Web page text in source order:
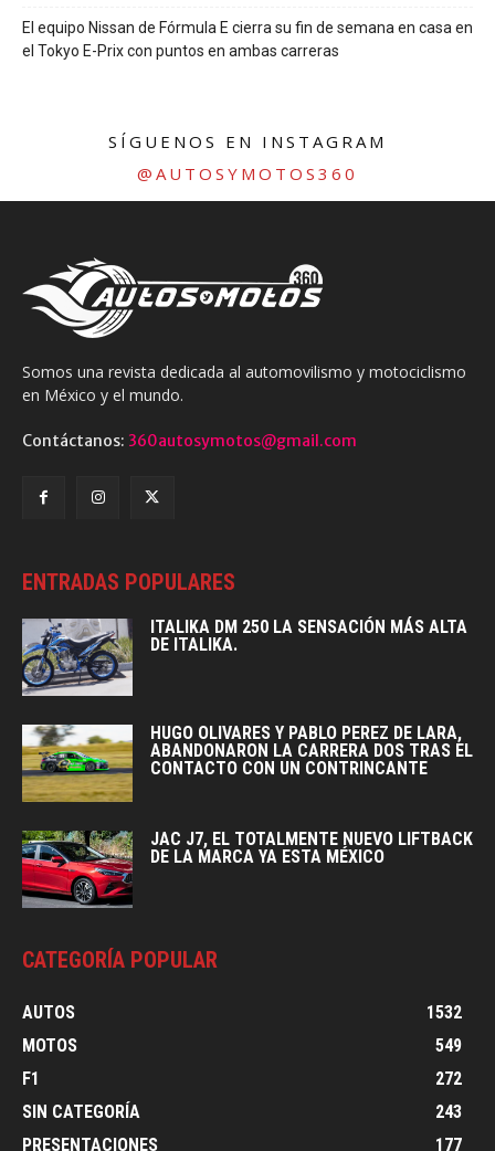
El equipo Nissan de Fórmula E cierra su fin de semana en casa en
el Tokyo E-Prix con puntos en ambas carreras
SÍGUENOS EN INSTAGRAM
@AUTOSYMOTOS360
Somos una revista dedicada al automovilismo y motociclismo
en México y el mundo.
Contáctanos: 360autosymotos@gmail.com
ENTRADAS POPULARES
ITALIKA DM 250 LA SENSACIÓN MÁS ALTA
DE ITALIKA.
HUGO OLIVARES Y PABLO PEREZ DE LARA,
ABANDONARON LA CARRERA DOS TRAS EL
CONTACTO CON UN CONTRINCANTE
JAC J7, EL TOTALMENTE NUEVO LIFTBACK
DE LA MARCA YA ESTA MÉXICO
CATEGORÍA POPULAR
AUTOS
1532
MOTOS
549
F1
272
SIN CATEGORÍA
243
PRESENTACIONES
177